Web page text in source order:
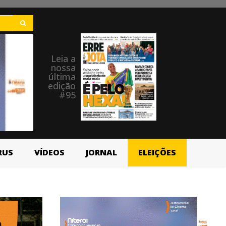
Leia a
nossa
última
edição
#95
VÍDEOS JORNAL ELEIÇÕES